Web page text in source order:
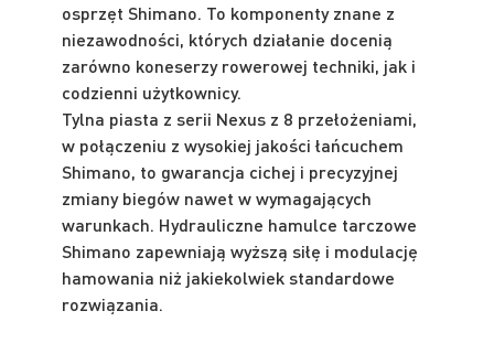
osprzęt Shimano. To komponenty znane z
niezawodności, których działanie docenią
zarówno koneserzy rowerowej techniki, jak i
codzienni użytkownicy.
Tylna piasta z serii Nexus z 8 przełożeniami,
w połączeniu z wysokiej jakości łańcuchem
Shimano, to gwarancja cichej i precyzyjnej
zmiany biegów nawet w wymagających
warunkach. Hydrauliczne hamulce tarczowe
Shimano zapewniają wyższą siłę i modulację
hamowania niż jakiekolwiek standardowe
rozwiązania.